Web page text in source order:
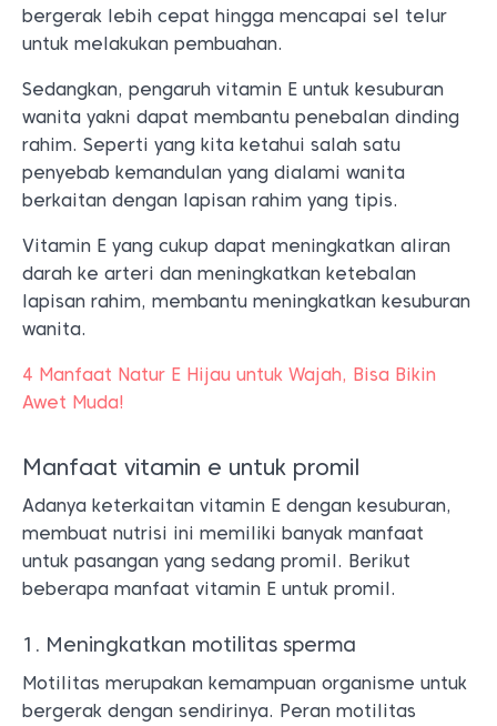
bergerak lebih cepat hingga mencapai sel telur
untuk melakukan pembuahan.
Sedangkan, pengaruh vitamin E untuk kesuburan
wanita yakni dapat membantu penebalan dinding
rahim. Seperti yang kita ketahui salah satu
penyebab kemandulan yang dialami wanita
berkaitan dengan lapisan rahim yang tipis.
Vitamin E yang cukup dapat meningkatkan aliran
darah ke arteri dan meningkatkan ketebalan
lapisan rahim, membantu meningkatkan kesuburan
wanita.
4 Manfaat Natur E Hijau untuk Wajah, Bisa Bikin
Awet Muda!
Manfaat vitamin e untuk promil
Adanya keterkaitan vitamin E dengan kesuburan,
membuat nutrisi ini memiliki banyak manfaat
untuk pasangan yang sedang promil. Berikut
beberapa manfaat vitamin E untuk promil.
1. Meningkatkan motilitas sperma
Motilitas merupakan kemampuan organisme untuk
bergerak dengan sendirinya. Peran motilitas